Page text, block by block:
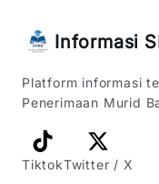
Informasi
Platform informasi
Penerimaan Murid
TiktokTwitter / X